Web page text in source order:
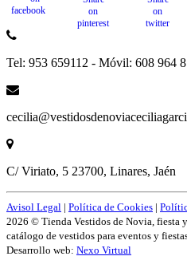
Tel: 953 659112 - Móvil: 608 964
C/ Viriato, 5 23700, Linares, Jaén
Avisol Legal | Política de Cookies |
2026 © Tienda Vestidos de Novia, fiesta
catálogo de vestidos para eventos y
Desarrollo web: Nexo Virtual